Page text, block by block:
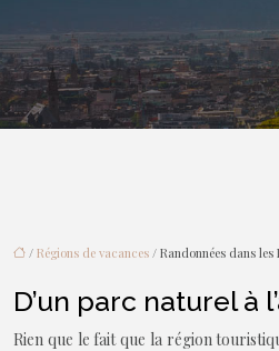
/ Régions de vacances / Randonnées dans les
D’un parc naturel à
Rien que le fait que la région